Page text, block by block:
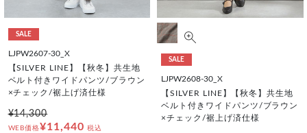
SALE
LJPW2607-30_X
【SILVER LINE】【秋冬】共生地
ベルト付きワイドパンツ/ブラウン
×チェック/裾上げ済仕様
¥14,300
WEB価格¥11,440 税込
SALE
LJPW2608-30_X
【SILVER LINE】【秋冬】共生地
ベルト付きワイドパンツ/ブラウン
×チェック/裾上げ済仕様